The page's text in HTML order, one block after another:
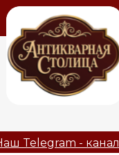
Telegram - канал